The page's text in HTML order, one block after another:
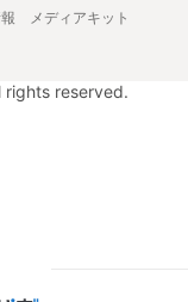
メディアキット
rights reserved.